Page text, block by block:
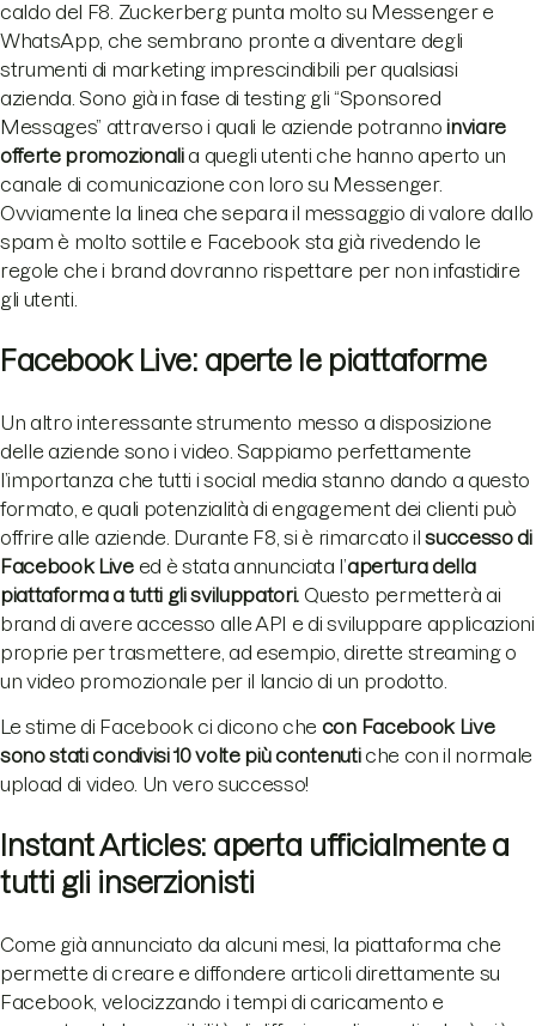
caldo del F8. Zuckerberg punta molto su Messenger e
WhatsApp, che sembrano pronte a diventare degli
strumenti di marketing imprescindibili per qualsiasi
azienda. Sono già in fase di testing gli “Sponsored
Messages” attraverso i quali le aziende potrannoinviare
offerte promozionalia quegli utenti che hanno aperto un
canale di comunicazione con loro su Messenger.
Ovviamente la linea che separa il messaggio di valore dallo
spam è molto sottile e Facebook sta già rivedendo le
regole che i brand dovranno rispettare per non infastidire
gli utenti.
Facebook Live: aperte le piattaforme
Un altro interessante strumento messo a disposizione
delle aziende sono i video. Sappiamo perfettamente
l’importanza che tutti i social media stanno dando a questo
formato, e quali potenzialità di engagement dei clienti può
offrire alle aziende. Durante F8, si è rimarcato ilsuccesso di
Facebook Liveed è stata annunciata l’apertura della
piattaforma a tutti gli sviluppatori. Questo permetterà ai
brand di avere accesso alle API e di sviluppare applicazioni
proprie per trasmettere, ad esempio, dirette streaming o
un video promozionale per il lancio di un prodotto.
Le stime di Facebook ci dicono che con Facebook Live
sono stati condivisi 10 volte più contenutiche con il normale
upload di video. Un vero successo!
Instant Articles: aperta ufficialmente a
tutti gli inserzionisti
Come già annunciato da alcuni mesi, la piattaforma che
permette di creare e diffondere articoli direttamente su
Facebook, velocizzando i tempi di caricamento e